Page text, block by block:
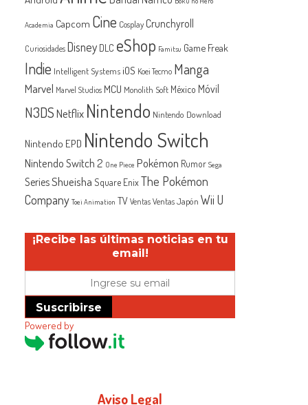
Academia Capcom Cine Cosplay Crunchyroll
Curiosidades Disney DLC eShop Famitsu Game Freak
Indie Intelligent Systems iOS Koei Tecmo Manga
Marvel Marvel Studios MCU Monolith Soft México Móvil
N3DSNetflix Nintendo Nintendo Download
Nintendo EPD Nintendo Switch
Nintendo Switch 2 One Piece Pokémon Rumor Sega
SeriesShueisha Square EnixThe Pokémon
Company Toei Animation TV Ventas Ventas Japón Wii U
¡Recibe las últimas noticias en tu
email!
Suscribirse
Powered by
Aviso Legal